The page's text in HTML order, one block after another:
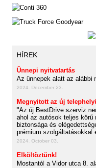
HÍREK
Ünnepi nyitvatartás
Az ünnepek alatt az alábbi
2024. December 23.
Megnyitott az új
"Az új BestDrive szerviz
ahol az autósok teljes körű
biztonsága és
prémium szolgáltatásokkal
2024. October 03.
Elköltöztünk!
Mostantól a Vidor utca 8.